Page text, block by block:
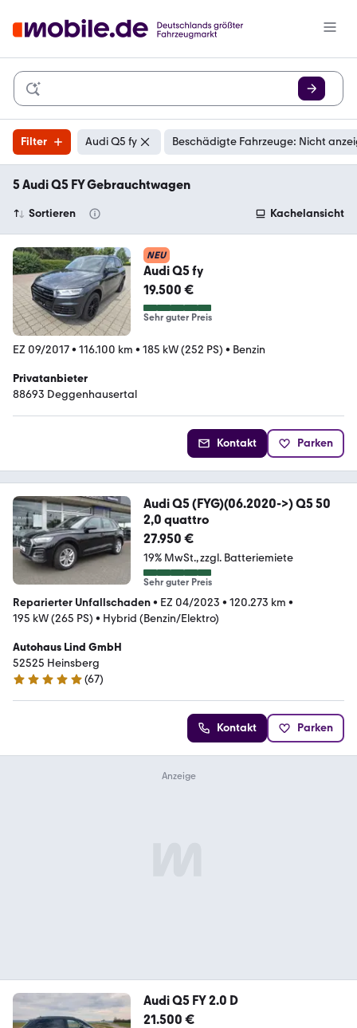
Filter Audi Q5 fy Beschädigte Fahrzeuge: Nicht
5 Audi Q5 FY Gebrauchtwagen
Sortieren Kachelansicht
NEU
Audi Q5 fy
19.500 €
Sehr guter Preis
EZ 09/2017• 116.100 km • 185 kW (252 PS) • Benzin
Privatanbieter
88693 Deggenhausertal
Kontakt Parken
Audi Q5 (FYG)(06.2020->) Q5 50
2,0 quattro
27.950 €
19% MwSt. zzgl. Batteriemiete
Sehr guter Preis
Reparierter Unfallschaden• EZ 04/2023 • 120.273 km •
195 kW (265 PS) • Hybrid (Benzin/Elektro)
Autohaus Lind GmbH
52525 Heinsberg
5 Sterne
(67)
Kontakt Parken
Audi Q5 FY 2.0 D
21.500 €